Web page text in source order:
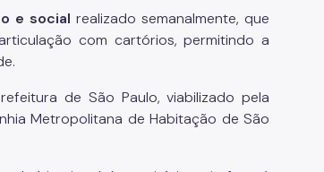
e social realizado semanalmente, que
com cartórios, permitindo a
de São Paulo, viabilizado pela
Metropolitana de Habitação de São